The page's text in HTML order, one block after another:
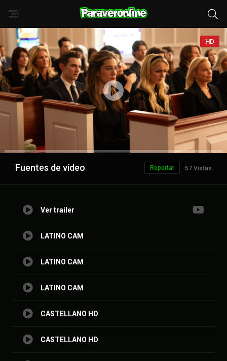
HD
Anuncio
Fuentes de vídeo 57 Vistas
Reportar
Ver trailer
LATINO CAM
LATINO CAM
LATINO CAM
CASTELLANO HD
CASTELLANO HD